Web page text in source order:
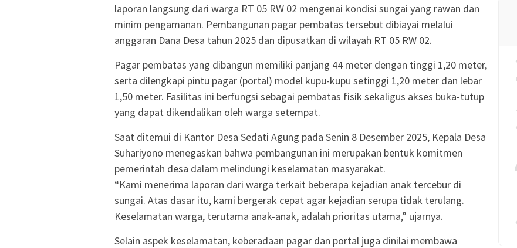
laporan langsung dari warga RT 05 RW 02 mengenai kondisi sungai yang rawan dan
minim pengamanan. Pembangunan pagar pembatas tersebut dibiayai melalui
anggaran Dana Desa tahun 2025 dan dipusatkan di wilayah RT 05 RW 02.
Pagar pembatas yang dibangun memiliki panjang 44 meter dengan tinggi 1,20 meter,
serta dilengkapi pintu pagar (portal) model kupu-kupu setinggi 1,20 meter dan lebar
1,50 meter. Fasilitas ini berfungsi sebagai pembatas fisik sekaligus akses buka-tutup
yang dapat dikendalikan oleh warga setempat.
Saat ditemui di Kantor Desa Sedati Agung pada Senin 8 Desember 2025, Kepala Desa
Suhariyono menegaskan bahwa pembangunan ini merupakan bentuk komitmen
pemerintah desa dalam melindungi keselamatan masyarakat.
“Kami menerima laporan dari warga terkait beberapa kejadian anak tercebur di
sungai. Atas dasar itu, kami bergerak cepat agar kejadian serupa tidak terulang.
Keselamatan warga, terutama anak-anak, adalah prioritas utama,” ujarnya.
Selain aspek keselamatan, keberadaan pagar dan portal juga dinilai membawa